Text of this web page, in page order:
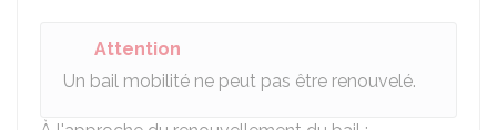
Attention
Un bail mobilité ne peut pas être renouvelé.